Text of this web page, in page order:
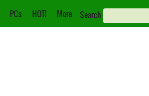
PCs HOT! More Search